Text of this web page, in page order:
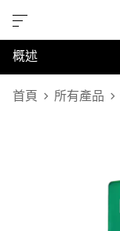
概述
規格
首頁 所有產品